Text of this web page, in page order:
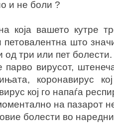
и не боли ?
која вашето кутре
петовалентна што
од три или пет болести.
вирусот,
коронавирус
кој го напаѓа
на пазарот
болести во